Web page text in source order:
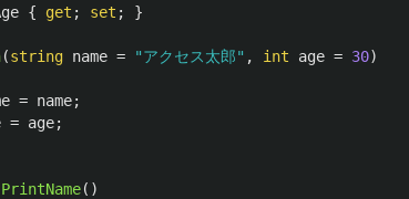
{ get ; set ; }
(string name = "アクセス太郎" , int age = 30)
= name;
= age;
PrintName()